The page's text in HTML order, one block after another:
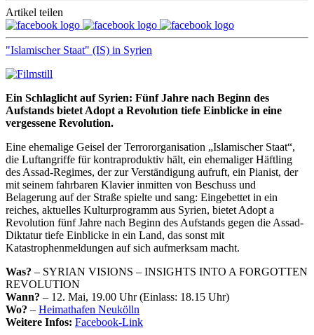
Artikel teilen
"Islamischer Staat" (IS) in Syrien
Ein Schlaglicht auf Syrien: Fünf Jahre nach Beginn des
Aufstands bietet Adopt a Revolution tiefe Einblicke in eine
vergessene Revolution.
Eine ehemalige Geisel der Terrororganisation „Islamischer Staat“,
die Luftangriffe für kontraproduktiv hält, ein ehemaliger Häftling
des Assad-Regimes, der zur Verständigung aufruft, ein Pianist, der
mit seinem fahrbaren Klavier inmitten von Beschuss und
Belagerung auf der Straße spielte und sang: Eingebettet in ein
reiches, aktuelles Kulturprogramm aus Syrien, bietet Adopt a
Revolution fünf Jahre nach Beginn des Aufstands gegen die Assad-
Diktatur tiefe Einblicke in ein Land, das sonst mit
Katastrophenmeldungen auf sich aufmerksam macht.
Was? – SYRIAN VISIONS – INSIGHTS INTO A FORGOTTEN
REVOLUTION
Wann? – 12. Mai, 19.00 Uhr (Einlass: 18.15 Uhr)
Wo? – Heimathafen Neukölln
Weitere Infos: Facebook-Link